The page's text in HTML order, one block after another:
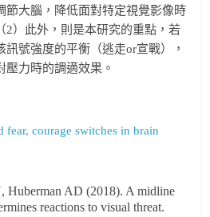
節大腦，降低面對特定視覺影像時
2）此外，則是本研究的重點，若
號強度的平衡（逃走or宣戰），
壓力時的調適效果。
fear, courage switches in brain
Huberman AD (2018). A midline
reactions to visual threat.